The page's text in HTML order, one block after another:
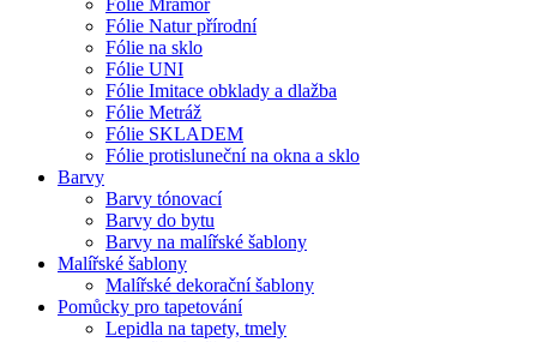
Fólie Natur přírodní
Fólie na sklo
Fólie UNI
Fólie Imitace obklady a dlažba
Fólie Metráž
Fólie SKLADEM
Fólie protisluneční na okna a sklo
Barvy
Barvy tónovací
Barvy do bytu
Barvy na malířské šablony
Malířské šablony
Malířské dekorační šablony
Pomůcky pro tapetování
Lepidla na tapety, tmely